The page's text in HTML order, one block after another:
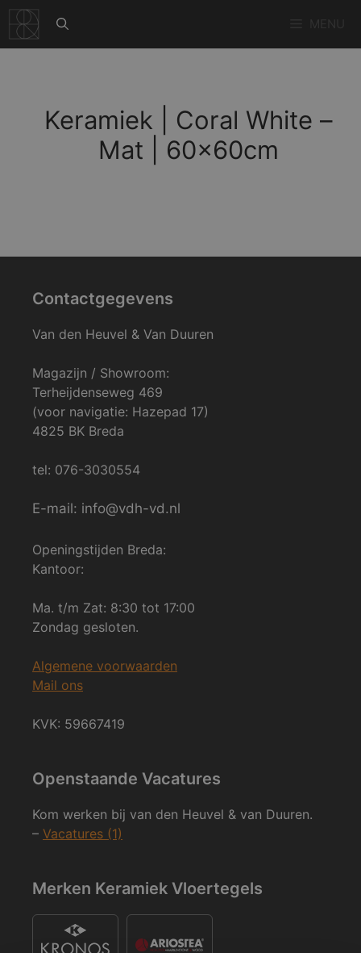
naar
de
Keramiek | Coral White –
Mat | 60x60cm
Contactgegevens
Van den Heuvel & Van Duuren
Magazijn / Showroom:
Terheijdenseweg 469
(voor navigatie: Hazepad 17)
4825 BK Breda
tel: 076-3030554
E-mail: info@vdh-vd.nl
Openingstijden Breda:
Kantoor:
Ma. t/m Zat: 8:30 tot 17:00
Zondag gesloten.
Algemene voorwaarden
Mail ons
KVK: 59667419
Openstaande Vacatures
Kom werken bij van den Heuvel & van Duuren.
– Vacatures (1)
Merken Keramiek Vloertegels